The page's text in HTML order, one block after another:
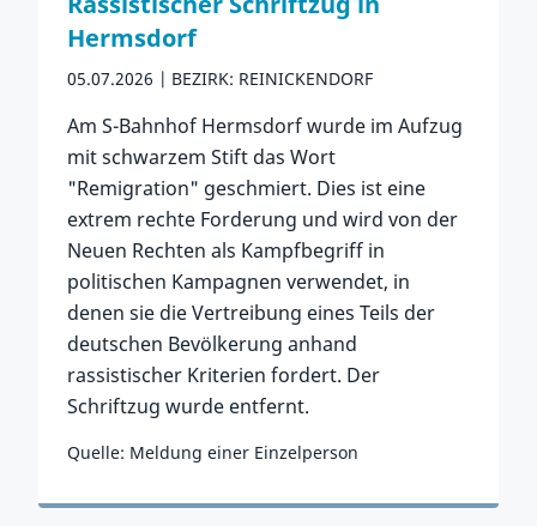
Hermsdorf
05.07.2026 BEZIRK: REINICKENDORF
Am S-Bahnhof Hermsdorf wurde im Aufzug
mit schwarzem Stift das Wort
"Remigration" geschmiert. Dies ist eine
extrem rechte Forderung und wird von der
Neuen Rechten als Kampfbegriff in
politischen Kampagnen verwendet, in
denen sie die Vertreibung eines Teils der
deutschen Bevölkerung anhand
rassistischer Kriterien fordert. Der
Schriftzug wurde entfernt.
Quelle: Meldung einer Einzelperson
Zum Vorfall